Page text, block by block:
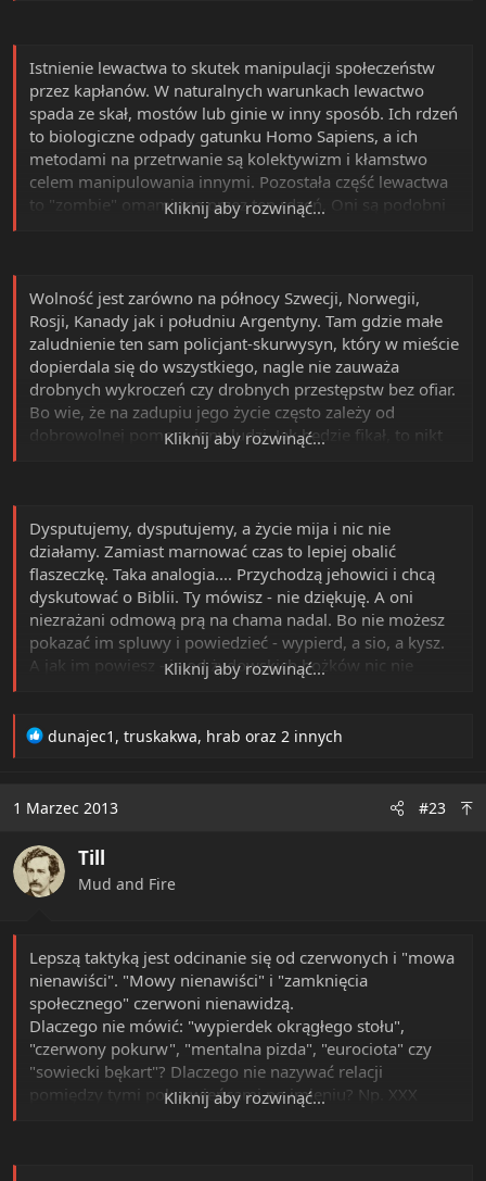
Istnienie lewactwa to skutek manipulacji społeczeństw
przez kapłanów. W naturalnych warunkach lewactwo
spada ze skał, mostów lub ginie w inny sposób. Ich rdzeń
to biologiczne odpady gatunku Homo Sapiens, a ich
metodami na przetrwanie są kolektywizm i kłamstwo
celem manipulowania innymi. Pozostała część lewactwa
to "zombie" omamione przez ten rdzeń. Oni są podobni
Kliknij aby rozwinąć...
Wolność jest zarówno na północy Szwecji, Norwegii,
Rosji, Kanady jak i południu Argentyny. Tam gdzie małe
zaludnienie ten sam policjant-skurwysyn, który w mieście
dopierdala się do wszystkiego, nagle nie zauważa
drobnych wykroczeń czy drobnych przestępstw bez ofiar.
Bo wie, że na zadupiu jego życie często zależy od
dobrowolnej pomocy inny ludzi. Jak będzie fikał, to nikt
Kliknij aby rozwinąć...
Dysputujemy, dysputujemy, a życie mija i nic nie
działamy. Zamiast marnować czas to lepiej obalić
flaszeczkę. Taka analogia.... Przychodzą jehowici i chcą
dyskutować o Biblii. Ty mówisz - nie dziękuję. A oni
niezrażani odmową prą na chama nadal. Bo nie możesz
pokazać im spluwy i powiedzieć - wypierd, a sio, a kysz.
A jak im powiesz - ja od żydowskich bożków nic nie
Magia.
Kliknij aby rozwinąć...
R
t
o
n
s
dunajec1 , truskakwa, hrab oraz 2 innych
1 Marzec 2013 #23
Till
Mud and Fire
Lepszą taktyką jest odcinanie się od czerwonych i "mowa
nienawiści". "Mowy nienawiści" i "zamknięcia
społecznego" czerwoni nienawidzą.
Dlaczego nie mówić: "wypierdek okrągłego stołu",
"czerwony pokurw", "mentalna pizda", "eurociota" czy
"sowiecki bękart"? Dlaczego nie nazywać relacji
pomiędzy tymi pokurwieńcami po imieniu? Np. XXX
Kliknij aby rozwinąć...